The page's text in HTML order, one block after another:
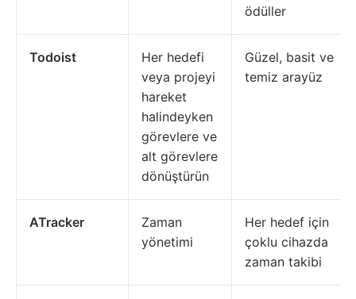
ödüller
Todoist
Her hedefi
veya projeyi
hareket
halindeyken
görevlere ve
alt görevlere
dönüştürün
Güzel, basit ve
temiz arayüz
ATracker
Zaman
yönetimi
Her hedef için
çoklu cihazda
zaman takibi